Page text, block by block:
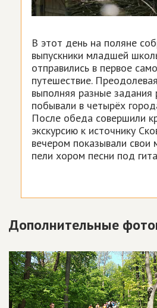
В этот день на поляне
выпускники младшей
отправились в первое
путешествие.
выполняя разные задания
побывали в четырёх
После обеда совершили
экскурсию к источнику
вечером показывали свои
пели хором песни под
Дополнительные